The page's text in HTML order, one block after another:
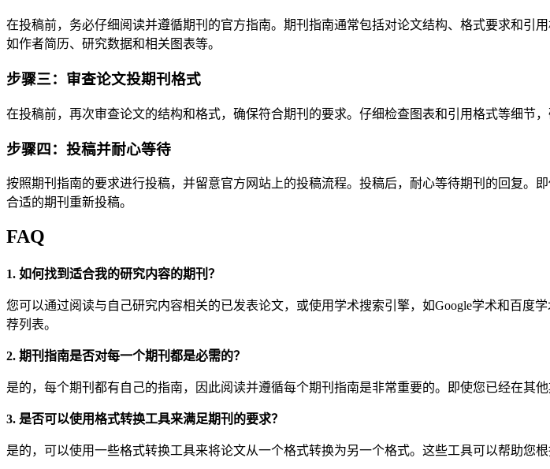
在投稿前，务必仔细阅读并遵循期刊的官方指南。期刊指南通常包括对论文结构、格式要求和引
如作者简历、研究数据和相关图表等。
步骤三：审查论文投期刊格式
在投稿前，再次审查论文的结构和格式，确保符合期刊的要求。仔细检查图表和引用格式等细节，
步骤四：投稿并耐心等待
按照期刊指南的要求进行投稿，并留意官方网站上的投稿流程。投稿后，耐心等待期刊的回复
合适的期刊重新投稿。
FAQ
1. 如何找到适合我的研究内容的期刊？
您可以通过阅读与自己研究内容相关的已发表论文，或使用学术搜索引擎，如Google学术和百
荐列表。
2. 期刊指南是否对每一个期刊都是必需的？
是的，每个期刊都有自己的指南，因此阅读并遵循每个期刊指南是非常重要的。即使您已经在其
3. 是否可以使用格式转换工具来满足期刊的要求？
是的，可以使用一些格式转换工具来将论文从一个格式转换为另一个格式。这些工具可以帮助您